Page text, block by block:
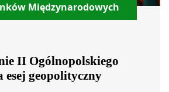
Międzynarodowych
II Ogólnopolskiego
geopolityczny